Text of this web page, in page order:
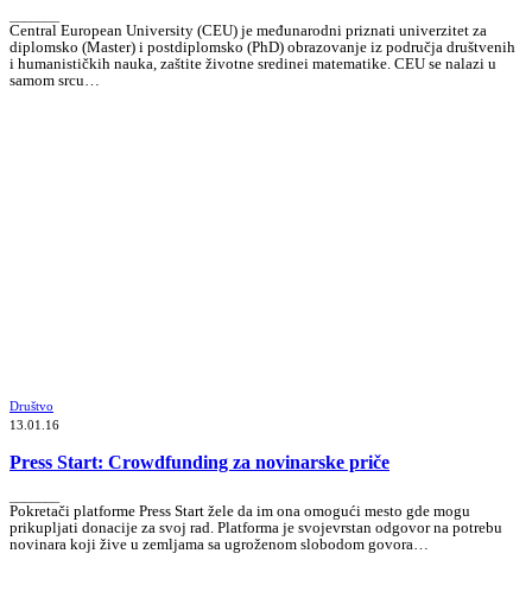
Central European University (CEU) je međunarodni priznati univerzitet za
diplomsko (Master) i postdiplomsko (PhD) obrazovanje iz područja društvenih
i humanističkih nauka, zaštite životne sredinei matematike. CEU se nalazi u
samom srcu…
Društvo
13.01.16
Press Start: Crowdfunding za novinarske priče
Pokretači platforme Press Start žele da im ona omogući mesto gde mogu
prikupljati donacije za svoj rad. Platforma je svojevrstan odgovor na potrebu
novinara koji žive u zemljama sa ugroženom slobodom govora…